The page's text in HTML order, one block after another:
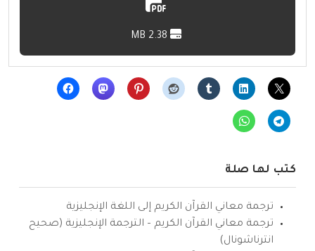
كتب لها صلة
ترجمة معاني القرآن الكريم إلى اللغة الإنجليزية
ترجمة معاني القرآن الكريم – الترجمة الإنجليزية (صحيح
انترناشونال)